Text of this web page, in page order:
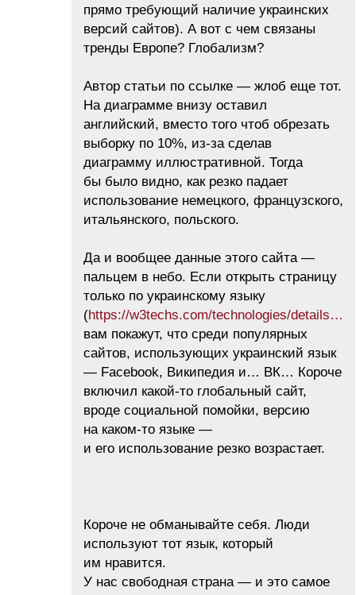
прямо требующий наличие украинских
версий сайтов). А вот с чем связаны
тренды Европе? Глобализм?
Автор статьи по ссылке — жлоб еще тот.
На диаграмме внизу оставил
английский, вместо того чтоб обрезать
выборку по 10%, из-за сделав
диаграмму иллюстративной. Тогда
бы было видно, как резко падает
использование немецкого, французского,
итальянского, польского.
Да и вообщее данные этого сайта —
пальцем в небо. Если открыть страницу
только по украинскому языку
(https://w3techs.com/technologies/details…
вам покажут, что среди популярных
сайтов, использующих украинский язык
— Facebook, Википедия и… ВК… Короче
включил какой-то глобальный сайт,
вроде социальной помойки, версию
на каком-то языке —
и его использование резко возрастает.
Короче не обманывайте себя. Люди
используют тот язык, который
им нравится.
У нас свободная страна — и это самое